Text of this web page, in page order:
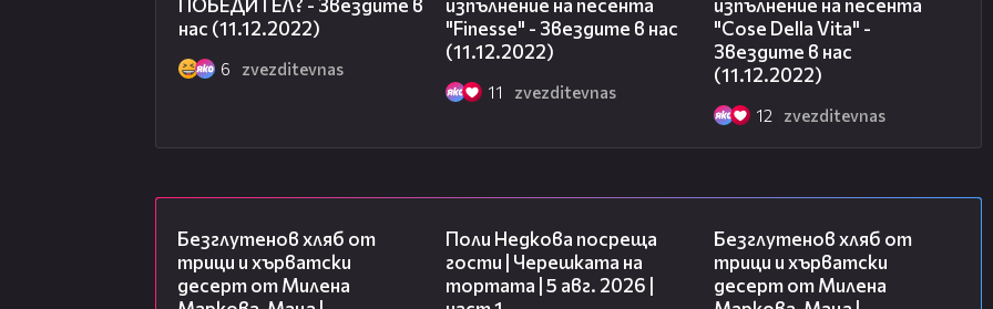
ПОБЕДИТЕЛ? - Звездите в
нас (11.12.2022)
6 zvezditevnas
изпълнение на песента
"Finesse" - Звездите в нас
(11.12.2022)
11 zvezditevnas
изпълнение на песента
"Cose Della Vita" -
Звездите в нас
(11.12.2022)
12 zvezditevnas
Безглутенов хляб от
трици и хърватски
десерт от Милена
Поли Недкова посреща
гости | Черешката на
тортата | 5 авг. 2026 |
Безглутенов хляб от
трици и хърватски
десерт от Милена